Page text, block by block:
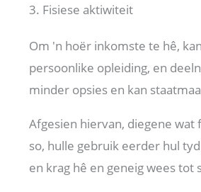
3. Fisiese aktiwiteit
Om 'n hoër inkomste te hê,
persoonlike opleiding, en
minder opsies en kan
Afgesien hiervan, diegene
so, hulle gebruik eerder hul
en krag hê en geneig wees tot